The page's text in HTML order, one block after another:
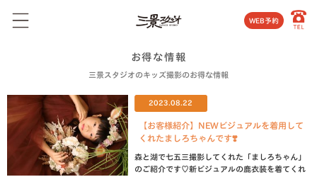
WEB予約
お得な情報
三景スタジオのキッズ撮影のお得な情報
2023.08.22
【お客様紹介】NEWビジュアルを着用して
くれたましろちゃんです❣️
森と湖で七五三撮影してくれた「ましろちゃん」
のご紹介です♡新ビジュアルの鹿衣装を着てくれ